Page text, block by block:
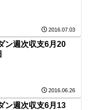
2016.07.03
ン週次収支6月20
2016.06.26
ン週次収支6月13